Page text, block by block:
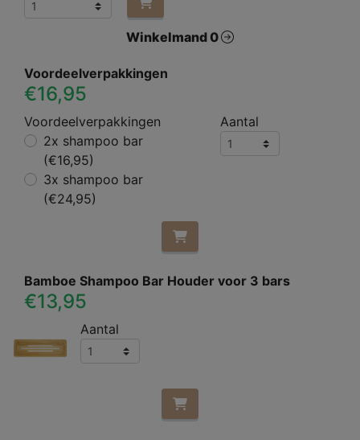
Winkelmand 0
Voordeelverpakkingen
€16,95
Voordeelverpakkingen
2x shampoo bar
(€16,95)
3x shampoo bar
(€24,95)
Aantal
Bamboe Shampoo Bar Houder voor 3 bars
€13,95
Aantal